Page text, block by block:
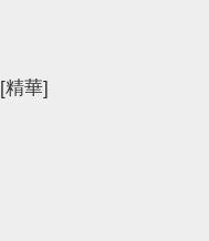
[精華]